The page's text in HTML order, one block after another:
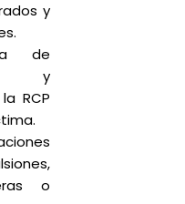
y
de
y
RCP
o